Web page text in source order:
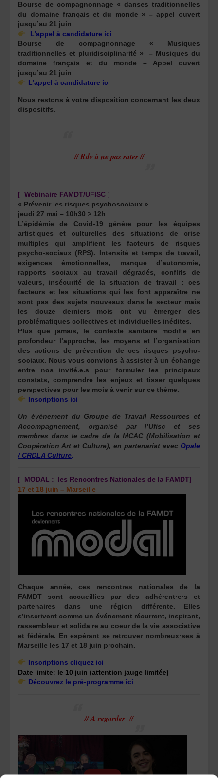
Bourse de compagnonnage « danses traditionnelles
du domaine français et du monde » – appel ouvert
jusqu’au 21 juin
L’appel à candidature ici
Bourse de compagnonnage « Musiques
traditionnelles et pluridisciplinarité » – Musiques du
domaine français et du monde – Appel ouvert
jusqu’au 21 juin
L’appel à candidature ici
Nous restons à votre disposition concernant les deux
dispositifs.
// Rdv à ne pas rater //
[ Webinaire FAMDT/UFISC ]
« Prévenir les risques psychosociaux »
jeudi 27 mai – 10h30 > 12h
L’épidémie de Covid-19 génère pour les équipes
artistiques et culturelles des situations de crise
multiples qui amplifient les facteurs de risques
psycho-sociaux (RPS). Intensité et temps de travail,
exigences émotionnelles, manque d’autonomie,
rapports sociaux au travail dégradés, conflits de
valeurs, insécurité de la situation de travail : ces
facteurs et les situations qui les font apparaître ne
sont pas des sujets nouveaux dans le secteur mais
les douze derniers mois ont vu émerger des
problématiques collectives et individuelles inédites.
Plus que jamais, le contexte sanitaire modifie en
profondeur l’approche, les moyens et l’organisation
des actions de prévention de ces risques psycho-
sociaux. Nous vous convions à assister à un échange
entre nos invité.e.s pour formuler les principaux
constats, comprendre les enjeux et tisser quelques
perspectives pour les mois à venir sur ce thème.
Inscriptions ici
Un événement du Groupe de Travail Ressources et
Accompagnement, organisé par l’Ufisc et ses
membres dans le cadre de la MCAC (Mobilisation et
Coopération Art et Culture), en partenariat avec Opale
/ CRDLA Culture.
[ MODAL : les Rencontres Nationales de la FAMDT]
17 et 18 juin – Marseille
Chaque année, ces rencontres nationales de la
FAMDT sont accueillies par des adhérent·e·s et
partenaires dans une région différente. Elles
s’inscrivent comme un événement récurrent, inspirant,
rassembleur et solidaire au coeur de la vie associative
et fédérale. En espérant se retrouver nombreux·ses à
Marseille les 17 et 18 juin prochain.
Inscriptions cliquez ici
Date limite: le 10 juin (attention jauge limitée)
Découvrez le pré-programme ici
// A regarder //